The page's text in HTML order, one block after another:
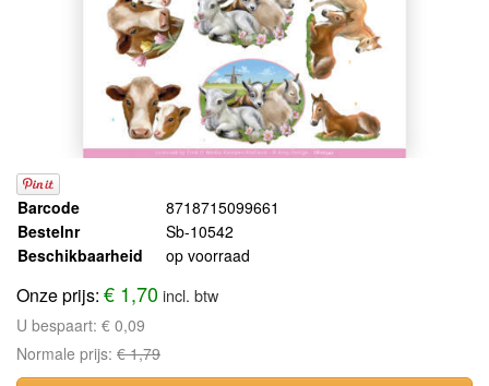
Barcode
8718715099661
Bestelnr
Sb-10542
Beschikbaarheid
op voorraad
Onze prijs: € 1,70incl. btw
U bespaart: € 0,09
Normale prijs: € 1,79